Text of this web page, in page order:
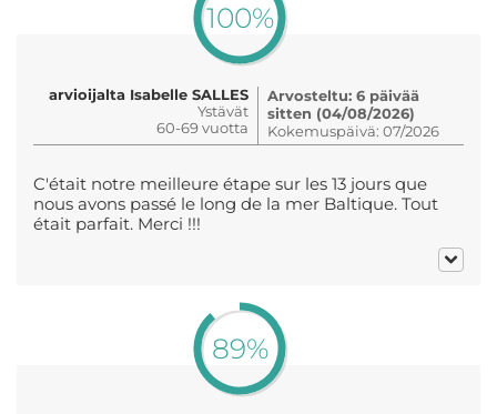
100%
arvioijalta Isabelle SALLES
Ystävät
60-69 vuotta
Arvosteltu: 6 päivää
sitten (04/08/2026)
Kokemuspäivä: 07/2026
C'était notre meilleure étape sur les 13 jours que
nous avons passé le long de la mer Baltique. Tout
était parfait. Merci !!!
89%